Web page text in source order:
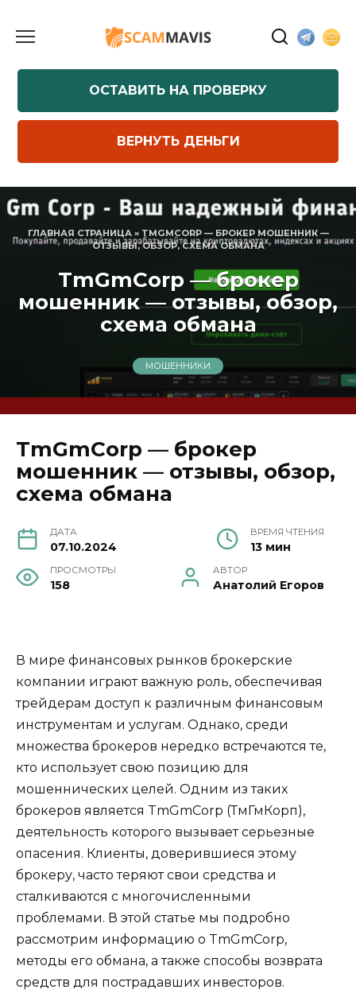
содержанию
ОСТАВИТЬ НА ПРОВЕРКУ
ВЕРНУТЬ ДЕНЬГИ
ГЛАВНАЯ СТРАНИЦА» TMGMCORP — БРОКЕР МОШЕННИК —
ОТЗЫВЫ, ОБЗОР, СХЕМА ОБМАНА
TmGmCorp — брокер
мошенник — отзывы, обзор,
схема обмана
МОШЕННИКИ
TmGmCorp — брокер
мошенник — отзывы, обзор,
схема обмана
ДАТА
07.10.2024
ВРЕМЯ ЧТЕНИЯ
13 мин
ПРОСМОТРЫ
158
АВТОР
Анатолий Егоров
В мире финансовых рынков брокерские
компании играют важную роль, обеспечивая
трейдерам доступ к различным финансовым
инструментам и услугам. Однако, среди
множества брокеров нередко встречаются те,
кто использует свою позицию для
мошеннических целей. Одним из таких
брокеров является TmGmCorp (ТмГмКорп),
деятельность которого вызывает серьезные
опасения. Клиенты, доверившиеся этому
брокеру, часто теряют свои средства и
сталкиваются с многочисленными
проблемами. В этой статье мы подробно
рассмотрим информацию о TmGmCorp,
методы его обмана, а также способы возврата
средств для пострадавших инвесторов.